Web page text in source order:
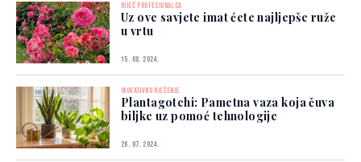
RIJEČ PROFESIONALCA
Uz ove savjete imat ćete najljepše ruže
u vrtu
15. 08. 2024.
INOVATIVNO RJEŠENJE
Plantagotchi: Pametna vaza koja čuva
biljke uz pomoć tehnologije
26. 07. 2024.